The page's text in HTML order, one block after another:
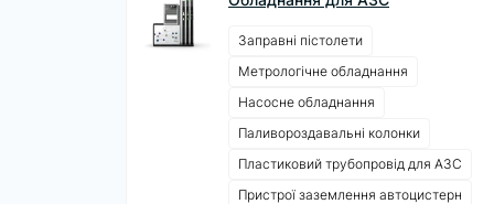
Заправні пістолети
Метрологічне обладнання
Насосне обладнання
Паливороздавальні колонки
Пластиковий трубопровід для АЗС
Пристрої заземлення автоцистерн